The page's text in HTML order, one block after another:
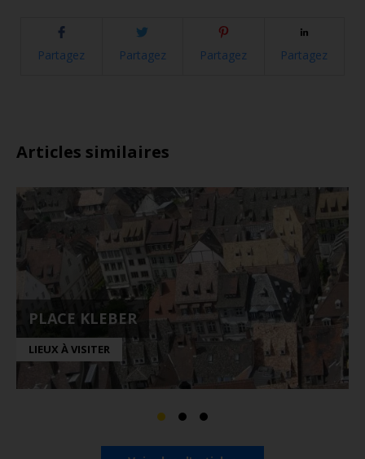
Partagez Partagez Partagez Partagez
Articles similaires
PLACE KLEBER
LIEUX À VISITER